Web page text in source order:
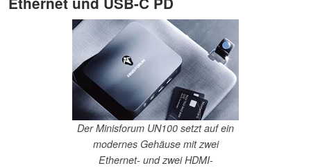
Der Minisforum UN100 setzt auf ein
modernes Gehäuse mit zwei
Ethernet- und zwei HDMI-